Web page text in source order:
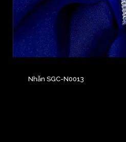
Nhẫn SGC-N0013